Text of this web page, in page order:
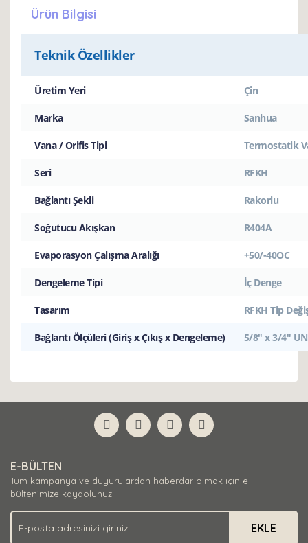
Ürün Bilgisi
Teknik Özellikler
Üretim Yeri Çin
Marka Sanhua
Vana / Orifis Tipi Termostatik
Seri RFKH
Bağlantı Şekli Rakorlu
Soğutucu Akışkan R404A
Evaporasyon Çalışma Aralığı +50/-40OC
Dengeleme Tipi İç Denge
Tasarım RFKH Tip
Bağlantı Ölçüleri (Giriş x Çıkış x Dengeleme) 5/8" x 3/4"
E-BÜLTEN
Tüm kampanya ve duyurulardan haberdar olmak için e-
bültenimize kaydolunuz.
EKLE